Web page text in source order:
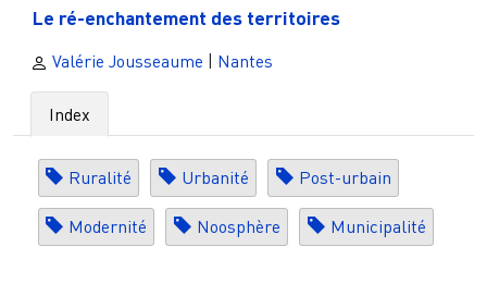
Le ré-enchantement des territoires
Valérie Jousseaume | Nantes
Index
Ruralité Urbanité Post-urbain
Modernité Noosphère Municipalité